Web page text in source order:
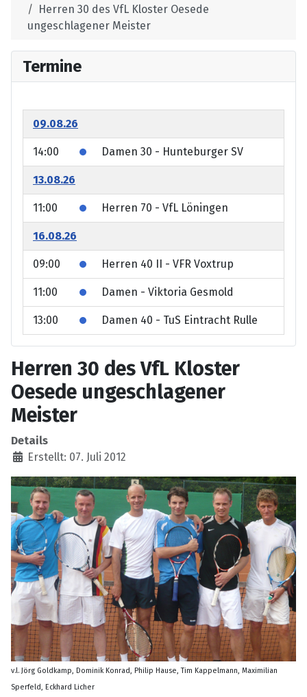
Herren 30 des VfL Kloster Oesede
ungeschlagener Meister
Termine
09.08.26
14:00 Damen 30 - Hunteburger SV
13.08.26
11:00 Herren 70 - VfL Löningen
16.08.26
09:00 Herren 40 II - VFR Voxtrup
11:00 Damen - Viktoria Gesmold
13:00 Damen 40 - TuS Eintracht Rulle
Herren 30 des VfL Kloster
Oesede ungeschlagener
Meister
Details
Erstellt: 07. Juli 2012
v.l. Jörg Goldkamp, Dominik Konrad, Philip Hause, Tim Kappelmann, Maximilian
Sperfeld, Eckhard Licher